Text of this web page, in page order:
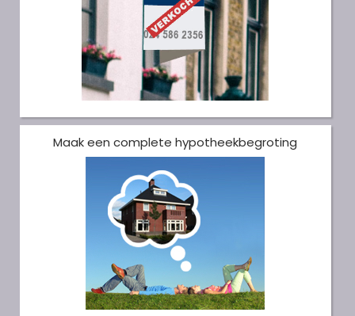
Maak een complete hypotheekbegroting